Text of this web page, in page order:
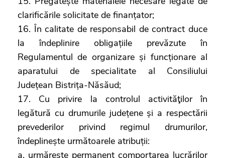
clarificările solicitate de finanțator;
16. În calitate de responsabil de contract duce
la îndeplinire obligațiile prevăzute în
Regulamentul de organizare și funcționare al
aparatului de specialitate al Consiliului
Județean Bistrița-Năsăud;
17. Cu privire la controlul activităţilor în
legătură cu drumurile județene și a respectării
prevederilor privind regimul drumurilor,
îndeplinește următoarele atribuții:
a. urmăreşte permanent comportarea lucrărilor